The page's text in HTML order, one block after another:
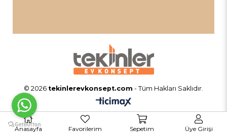
© 2026 tekinlerevkonsept.com - Tüm Hakları Saklıdır.
Anasayfa Favorilerim Sepetim Üye Girişi